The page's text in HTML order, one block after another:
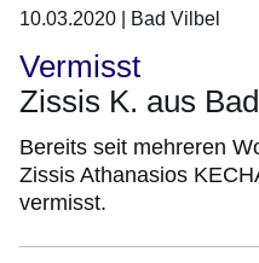
10.03.2020 | Bad Vilbel
Vermisst
Zissis K. aus
Bereits seit mehreren
Zissis Athanasios
vermisst.